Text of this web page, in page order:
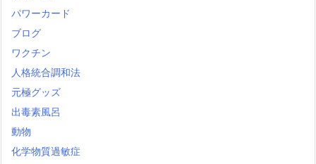
パワーカード
ブログ
ワクチン
人格統合調和法
元極グッズ
出毒素風呂
動物
化学物質過敏症